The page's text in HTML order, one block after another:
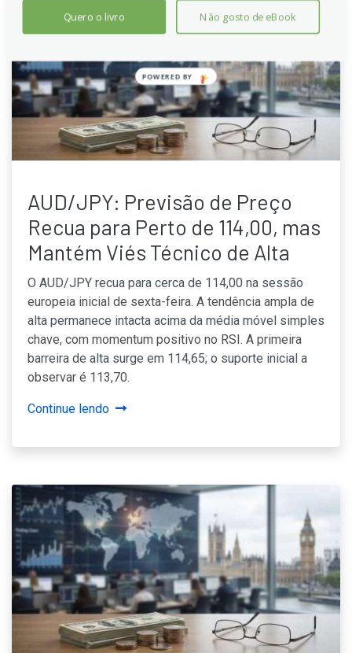
AUD/JPY: Previsão de Preço
Recua para Perto de 114,00, mas
Mantém Viés Técnico de Alta
O AUD/JPY recua para cerca de 114,00 na sessão
europeia inicial de sexta-feira. A tendência ampla de
alta permanece intacta acima da média móvel simples
chave, com momentum positivo no RSI. A primeira
barreira de alta surge em 114,65; o suporte inicial a
observar é 113,70.
Continue lendo
Quero o livro Não gosto de eBook
POWERED